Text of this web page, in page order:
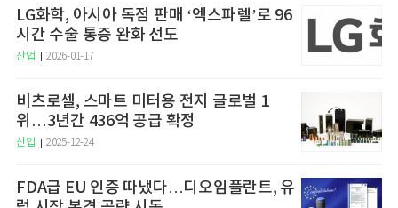
LG화학, 아시아 독점 판매 ‘엑스파렐’로 96
시간 수술 통증 완화 선도
산업 2026-01-17
비츠로셀, 스마트 미터용 전지 글로벌 1
위…3년간 436억 공급 확정
산업 2025-12-24
FDA급 EU 인증 따냈다…디오임플란트, 유